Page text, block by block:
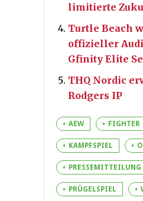
limitierte
Turtle Beach
offizieller
Gfinity Elite
THQ Nordic
Rodgers IP
AEW FIGHTER
KAMPFSPIEL
PRESSEMITTEILUNG
PRÜGELSPIEL